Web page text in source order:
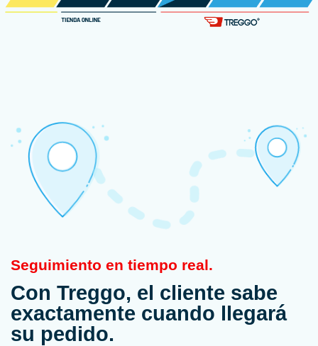
Seguimiento en tiempo real.
Con Treggo, el cliente sabe
exactamente cuando llegará
su pedido.